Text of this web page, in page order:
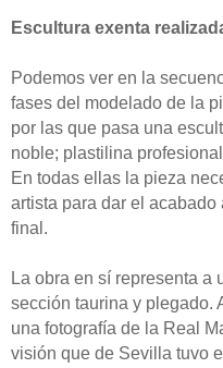
Escultura exenta
Podemos ver en la
fases del modelado de la
por las que pasa una
noble; plastilina
En todas ellas la pieza
artista para dar el
final.
La obra en sí representa a
sección taurina y plegado.
una fotografía de la Real
visión que de Sevilla tuvo